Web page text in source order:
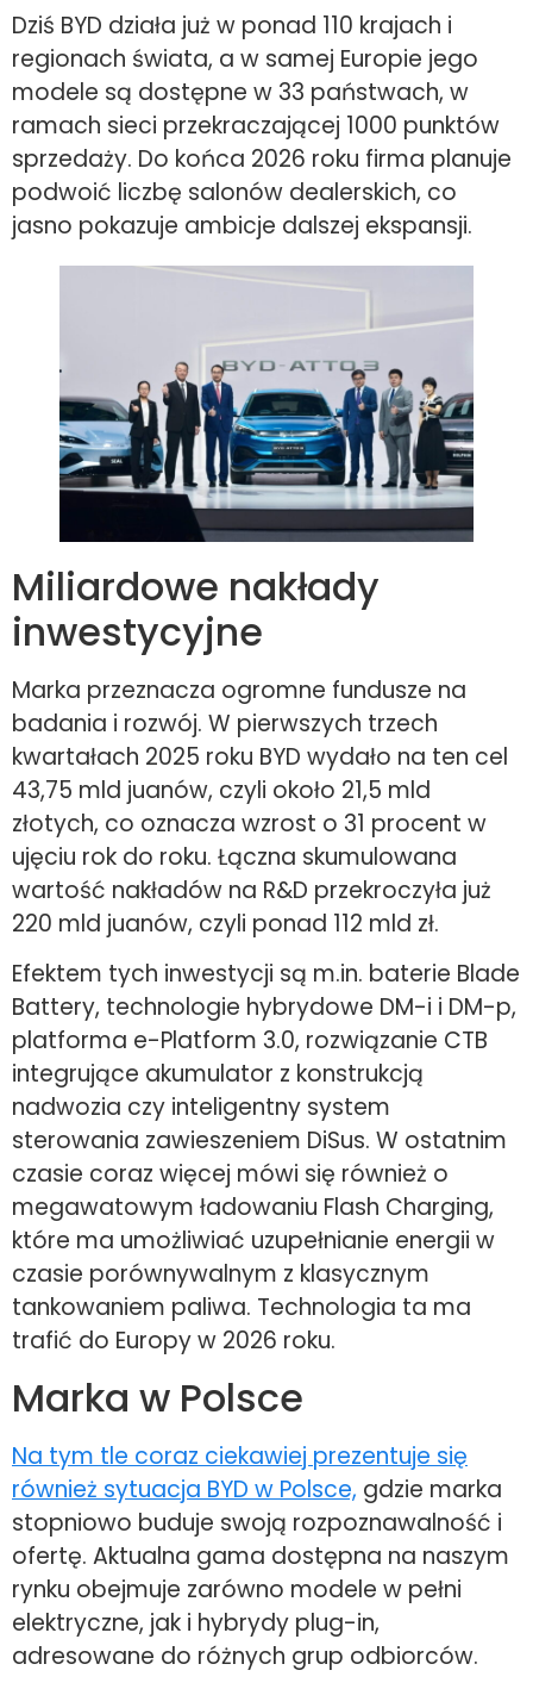
Dziś BYD działa już w ponad 110 krajach i
regionach świata, a w samej Europie jego
modele są dostępne w 33 państwach, w
ramach sieci przekraczającej 1000 punktów
sprzedaży. Do końca 2026 roku firma planuje
podwoić liczbę salonów dealerskich, co
jasno pokazuje ambicje dalszej ekspansji.
Miliardowe nakłady
inwestycyjne
Marka przeznacza ogromne fundusze na
badania i rozwój. W pierwszych trzech
kwartałach 2025 roku BYD wydało na ten cel
43,75 mld juanów, czyli około 21,5 mld
złotych, co oznacza wzrost o 31 procent w
ujęciu rok do roku. Łączna skumulowana
wartość nakładów na R&D przekroczyła już
220 mld juanów, czyli ponad 112 mld zł.
Efektem tych inwestycji są m.in. baterie Blade
Battery, technologie hybrydowe DM-i i DM-p,
platforma e-Platform 3.0, rozwiązanie CTB
integrujące akumulator z konstrukcją
nadwozia czy inteligentny system
sterowania zawieszeniem DiSus. W ostatnim
czasie coraz więcej mówi się również o
megawatowym ładowaniu Flash Charging,
które ma umożliwiać uzupełnianie energii w
czasie porównywalnym z klasycznym
tankowaniem paliwa. Technologia ta ma
trafić do Europy w 2026 roku.
Marka w Polsce
Na tym tle coraz ciekawiej prezentuje się
również sytuacja BYD w Polsce, gdzie marka
stopniowo buduje swoją rozpoznawalność i
ofertę. Aktualna gama dostępna na naszym
rynku obejmuje zarówno modele w pełni
elektryczne, jak i hybrydy plug-in,
adresowane do różnych grup odbiorców.